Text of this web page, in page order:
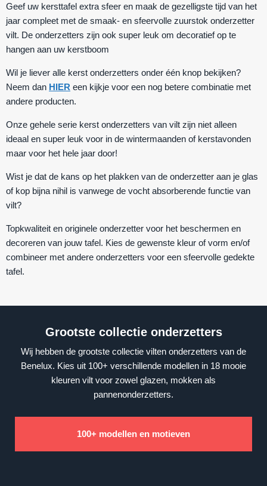
Geef uw kersttafel extra sfeer en maak de gezelligste tijd van het
jaar compleet met de smaak- en sfeervolle zuurstok onderzetter
vilt. De onderzetters zijn ook super leuk om decoratief op te
hangen aan uw kerstboom
Wil je liever alle kerst onderzetters onder één knop bekijken?
Neem dan HIER een kijkje voor een nog betere combinatie met
andere producten.
Onze gehele serie kerst onderzetters van vilt zijn niet alleen
ideaal en super leuk voor in de wintermaanden of kerstavonden
maar voor het hele jaar door!
Wist je dat de kans op het plakken van de onderzetter aan je glas
of kop bijna nihil is vanwege de vocht absorberende functie van
vilt?
Topkwaliteit en originele onderzetter voor het beschermen en
decoreren van jouw tafel. Kies de gewenste kleur of vorm en/of
combineer met andere onderzetters voor een sfeervolle gedekte
tafel.
Grootste collectie onderzetters
Wij hebben de grootste collectie vilten onderzetters van de
Benelux. Kies uit 100+ verschillende modellen in 18 mooie
kleuren vilt voor zowel glazen, mokken als
pannenonderzetters.
100+ modellen en motieven